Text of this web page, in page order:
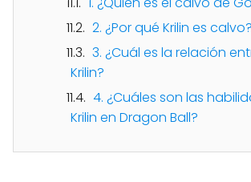
2. ¿Por qué Krilin es calvo?
3. ¿Cuál es la relación
Krilin?
4. ¿Cuáles son las
Krilin en Dragon Ball?